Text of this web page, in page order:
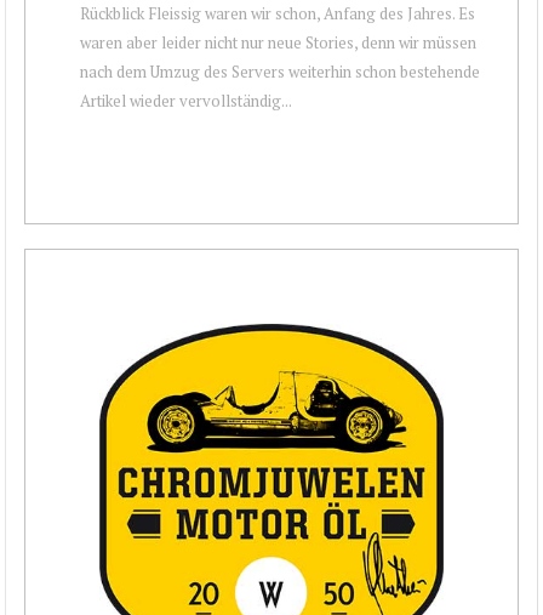
Rückblick Fleissig waren wir schon, Anfang des Jahres. Es
waren aber leider nicht nur neue Stories, denn wir müssen
nach dem Umzug des Servers weiterhin schon bestehende
Artikel wieder vervollständig...